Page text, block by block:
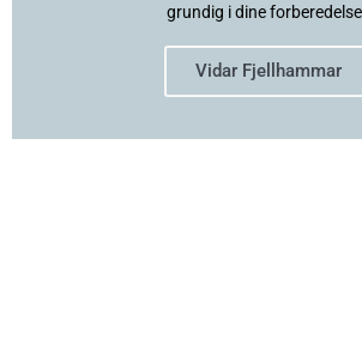
grundig i dine
Vidar Fjellhammar